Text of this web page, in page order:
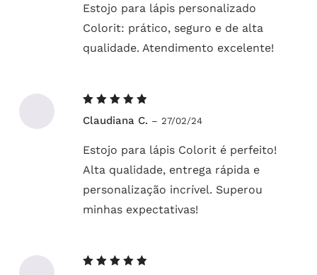
Estojo para lápis personalizado
Colorit: prático, seguro e de alta
qualidade. Atendimento excelente!
5de 5
Claudiana C. – 27/02/24
Estojo para lápis Colorit é perfeito!
Alta qualidade, entrega rápida e
personalização incrível. Superou
minhas expectativas!